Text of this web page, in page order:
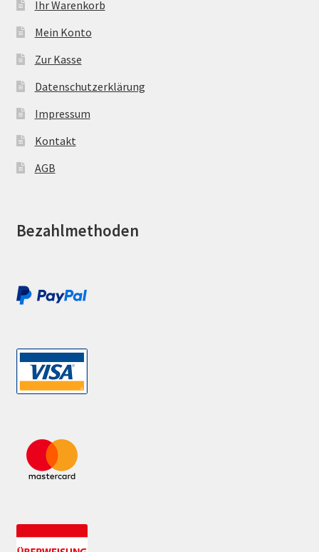
Ihr Warenkorb
Mein Konto
Zur Kasse
Datenschutzerklärung
Impressum
Kontakt
AGB
Bezahlmethoden